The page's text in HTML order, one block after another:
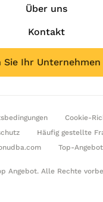
Über uns
Kontakt
Sie Ihr Unternehmen
Cookie-
Häufig gestellte
Top-
Angebot. Alle Rechte